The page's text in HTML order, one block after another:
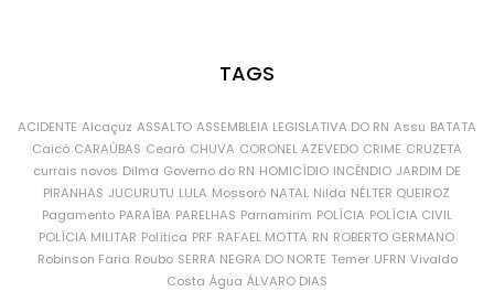
TAGS
ACIDENTE Alcaçuz ASSALTO ASSEMBLEIA LEGISLATIVA DO RN Assu BATATA
Caicó CARAÚBAS Ceará CHUVA CORONEL AZEVEDO CRIME CRUZETA
currais novos Dilma Governo do RN HOMICÍDIO INCÊNDIO JARDIM DE
PIRANHAS JUCURUTU LULA Mossoró NATAL Nilda NÉLTER QUEIROZ
Pagamento PARAÍBA PARELHAS Parnamirim POLÍCIA POLÍCIA CIVIL
POLÍCIA MILITAR Política PRF RAFAEL MOTTA RN ROBERTO GERMANO
Robinson Faria Roubo SERRA NEGRA DO NORTE Temer UFRN Vivaldo
Costa Água ÁLVARO DIAS